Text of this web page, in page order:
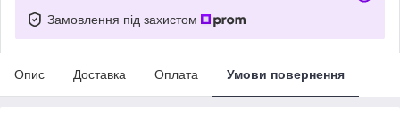
Замовлення під захистом
Опис Доставка Оплата Умови повернення